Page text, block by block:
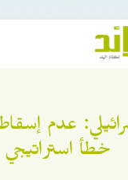
عدم
خطأ استراتيجي